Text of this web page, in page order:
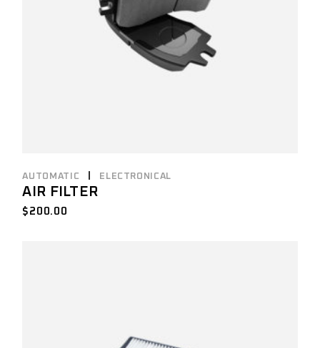
AUTOMATIC ELECTRONICAL
AIR FILTER
$ 200.00